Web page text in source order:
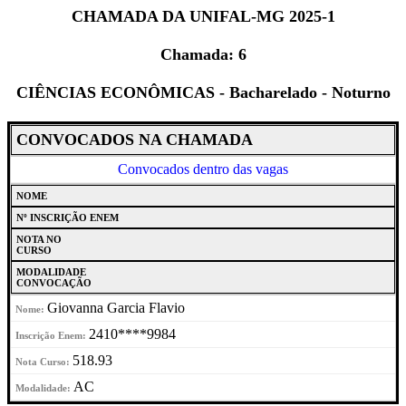
CHAMADA DA UNIFAL-MG 2025-1
Chamada: 6
CIÊNCIAS ECONÔMICAS - Bacharelado - Noturno
CONVOCADOS NA CHAMADA
Convocados dentro das vagas
NOME
Nº INSCRIÇÃO ENEM
NOTA NO
CURSO
MODALIDADE
CONVOCAÇÃO
Giovanna Garcia Flavio
2410****9984
518.93
AC